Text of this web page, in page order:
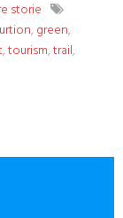
storie
, green,
,tourism,trail,